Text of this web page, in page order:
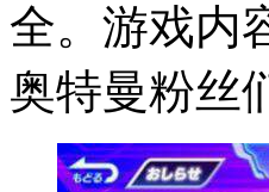
全。游戏内
奥特曼粉丝